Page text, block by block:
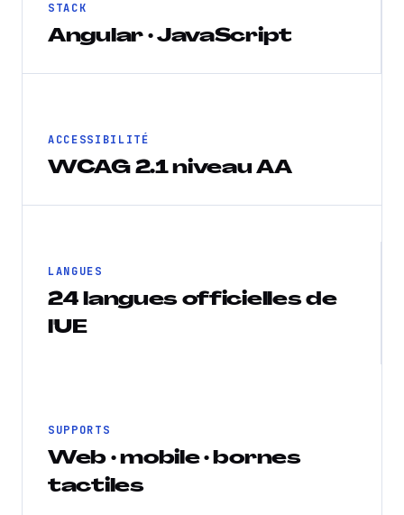
STACK
Angular · JavaScript
ACCESSIBILITÉ
WCAG 2.1 niveau AA
LANGUES
24 langues officielles de
l'UE
SUPPORTS
Web · mobile · bornes
tactiles